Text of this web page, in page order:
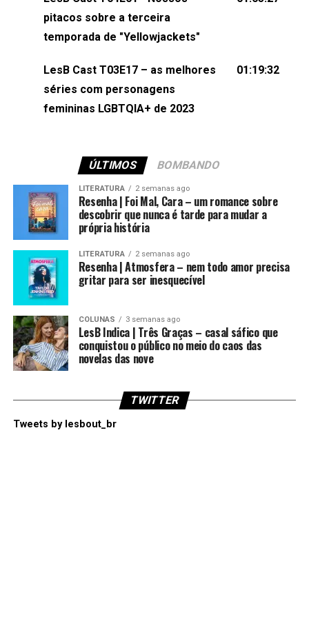
(⁠⁠⁠⁠@brunarfentanes⁠⁠⁠⁠) e Pollyelly FlorêncioEdição de
Naiady Machado
pitacos sobre a terceira
temporada de "Yellowjackets"
LesB Cast T03E17 – as melhores
séries com personagens
femininas LGBTQIA+ de 2023
01:19:32
ÚLTIMOS BOMBANDO
LITERATURA 2 semanas ago
Resenha | Foi Mal, Cara – um romance sobre
descobrir que nunca é tarde para mudar a
própria história
LITERATURA 2 semanas ago
Resenha | Atmosfera – nem todo amor precisa
gritar para ser inesquecível
COLUNAS 3 semanas ago
LesB Indica | Três Graças – casal sáfico que
conquistou o público no meio do caos das
novelas das nove
TWITTER
Tweets by lesbout_br